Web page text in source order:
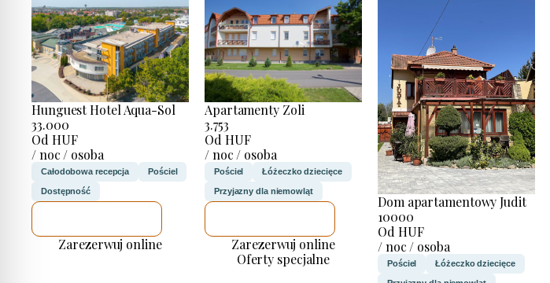
Hunguest Hotel Aqua-Sol
33.000
Od HUF
/ noc / osoba
Całodobowa recepcja Pościel
Dostępność
Zarezerwuj online
Apartamenty Zoli
3.753
Od HUF
/ noc / osoba
Pościel Łóżeczko dziecięce
Przyjazny dla niemowląt
Zarezerwuj online
Oferty specjalne
Dom apartamentowy Judit
10000
Od HUF
/ noc / osoba
Pościel Łóżeczko dziecięce